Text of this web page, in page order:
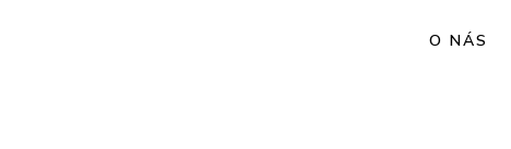
O NÁS